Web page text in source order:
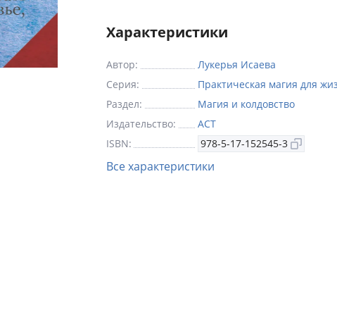
Характеристики
Автор:
Лукерья Исаева
Серия:
Практическая магия для
Раздел:
Магия и колдовство
Издательство:
АСТ
ISBN:
978-5-17-152545-3
Все характеристики